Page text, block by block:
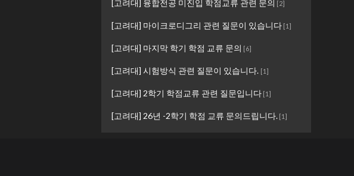
[고려대] 융합전공 미진입 학점교류 관련 문의 [2]
[고려대] 마이크로디그리 관련 질문이 있습니다[1]
[고려대] 마지막 학기 학점 교류 문의 [6]
[고려대] 시험방식 관련 질문이 있습니다. [1]
[고려대] 2학기 학점교류 관련 질문입니다[1]
[고려대] 26년 -2학기 학점 교류 문의드립니다.[1]